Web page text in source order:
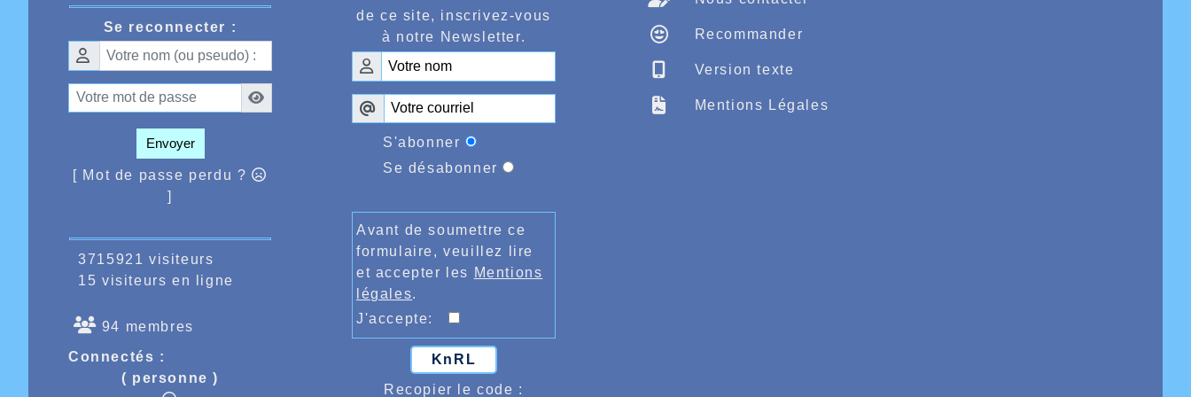
performance de Bruno Allard, 7
masters 2 en 1h25.34
Les résultats Halluinois :
Enfin au Trail du Val Joly, sur 11kms il fallait remarquer la seconde place chez les cadets du jeune Quentin Dekeister
Se reconnecter :
Envoyer
[ Mot de passe perdu ?
]
3715921 visiteurs
15 visiteurs en ligne
94 membres
Connectés :
( personne )
de ce site, inscrivez-vous
à notre Newsletter.
S'abonner
Se désabonner
Avant de soumettre ce
formulaire, veuillez lire
et accepter les Mentions
légales.
J'accepte:
KnRL
Recopier le code :
Recommander
Version texte
Mentions Légales